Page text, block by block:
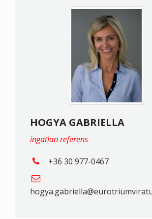
HOGYA GABRIELLA
ingatlan referens
+36 30 977-0467